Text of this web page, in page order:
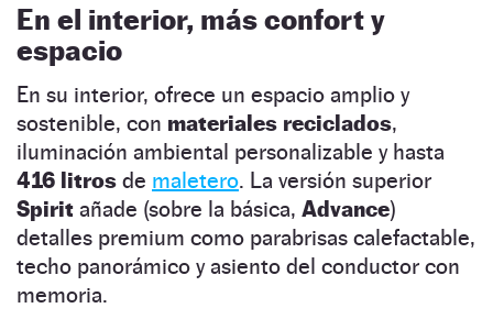
En el interior, más confort y
espacio
En su interior, ofrece un espacio amplio y
sostenible, con materiales reciclados,
iluminación ambiental personalizable y hasta
416 litros de maletero. La versión superior
Spirit añade (sobre la básica, Advance)
detalles premium como parabrisas calefactable,
techo panorámico y asiento del conductor con
memoria.